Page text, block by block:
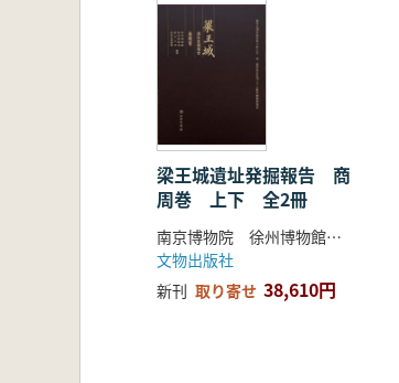
梁王城遺址発掘報告 商
周巻 上下 全2冊
南京博物院 徐州博物館 浙江大学 邳州博物館 編著
文物出版社
新刊 取り寄せ 38,610円